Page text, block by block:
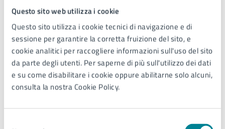
Questo sito web utilizza i cookie
Questo sito utilizza i cookie tecnici di navigazione e di
sessione per garantire la corretta fruizione del sito, e
cookie analitici per raccogliere informazioni sull'uso del sito
da parte degli utenti. Per saperne di più sull'utilizzo dei dati
e su come disabilitare i cookie oppure abilitarne solo alcuni,
consulta la nostra Cookie Policy.
Allegati
Locandina - Non sono solo parole (PDF)